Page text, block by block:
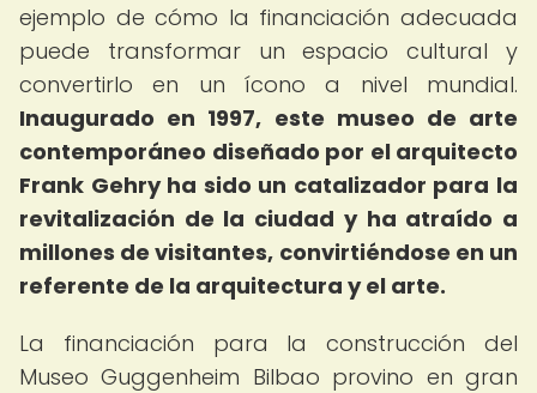
ejemplo de cómo la financiación adecuada
puede transformar un espacio cultural y
convertirlo en un ícono a nivel mundial.
Inaugurado en 1997, este museo de arte
contemporáneo diseñado por el arquitecto
Frank Gehry ha sido un catalizador para la
revitalización de la ciudad y ha atraído a
millones de visitantes, convirtiéndose en un
referente de la arquitectura y el arte.
La financiación para la construcción del
Museo Guggenheim Bilbao provino en gran